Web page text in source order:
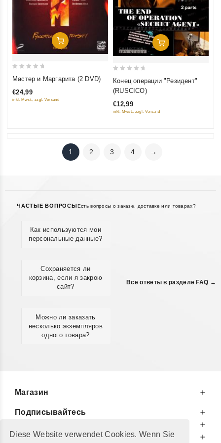
Diese Website verwendet Cookies. Wenn Sie
Добавить В Корзину
of
Мастер и Маргарита (2 DVD)
€24,99
inkl. Mwst., zzgl. Versand
Добавить В Корзину
5
Конец операции "Резидент"
(RUSCICO)
€12,99
inkl. Mwst., zzgl. Versand
1 2 3 4 →
ЧАСТЫЕ ВОПРОСЫ Есть вопросы о заказе, доставке или товарах?
Как используются мои
персональные данные?
Сохраняется ли
корзина, если я закрою
сайт?
Можно ли заказать
несколько экземпляров
одного товара?
Все ответы в разделе FAQ →
Магазин
Подписывайтесь
Информируем Вас